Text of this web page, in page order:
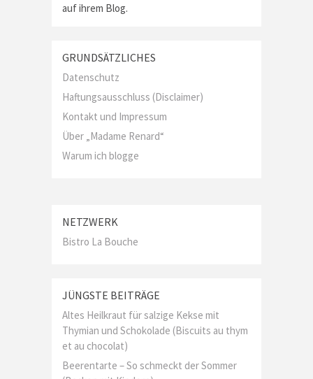
auf ihrem Blog.
GRUNDSÄTZLICHES
Datenschutz
Haftungsausschluss (Disclaimer)
Kontakt und Impressum
Über „Madame Renard“
Warum ich blogge
NETZWERK
Bistro La Bouche
JÜNGSTE BEITRÄGE
Altes Heilkraut für salzige Kekse mit
Thymian und Schokolade (Biscuits au thym
et au chocolat)
Beerentarte – So schmeckt der Sommer